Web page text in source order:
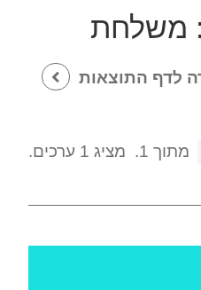
משלחת
לדף התוצאות
מתוך 1.
מציג 1 ערכים.